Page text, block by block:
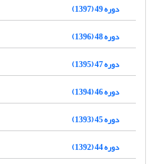
دوره 49 (1397)
دوره 48 (1396)
دوره 47 (1395)
دوره 46 (1394)
دوره 45 (1393)
دوره 44 (1392)